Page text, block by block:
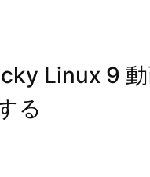
Linux 9
る